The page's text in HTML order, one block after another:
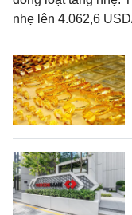
nhẹ lên 4.062,6